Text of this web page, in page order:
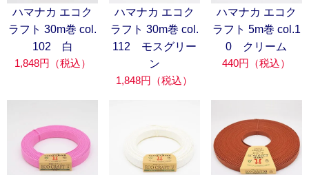
ハマナカ エコク
ラフト 30m巻 col.
102 白
1,848円（税込）
ハマナカ エコク
ラフト 30m巻 col.
112 モスグリー
ン
1,848円（税込）
ハマナカ エコク
ラフト 5m巻 col.1
0 クリーム
440円（税込）